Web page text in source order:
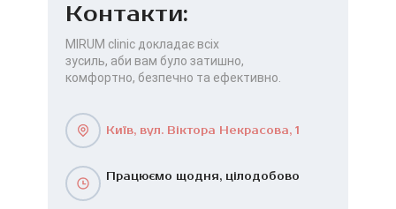
Контакти:
MIRUM clinic докладає всіх
зусиль, аби вам було затишно,
комфортно, безпечно та ефективно.
Київ, вул. Віктора Некрасова, 1
Працюємо щодня, цілодобово